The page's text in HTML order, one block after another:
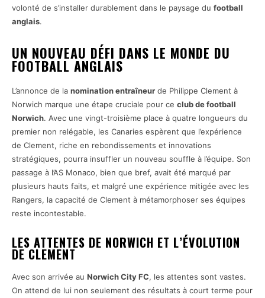
volonté de s’installer durablement dans le paysage du football
anglais.
UN NOUVEAU DÉFI DANS LE MONDE DU
FOOTBALL ANGLAIS
L’annonce de la nomination entraîneur de Philippe Clement à
Norwich marque une étape cruciale pour ce club de football
Norwich. Avec une vingt-troisième place à quatre longueurs du
premier non relégable, les Canaries espèrent que l’expérience
de Clement, riche en rebondissements et innovations
stratégiques, pourra insuffler un nouveau souffle à l’équipe. Son
passage à l’AS Monaco, bien que bref, avait été marqué par
plusieurs hauts faits, et malgré une expérience mitigée avec les
Rangers, la capacité de Clement à métamorphoser ses équipes
reste incontestable.
LES ATTENTES DE NORWICH ET L’ÉVOLUTION
DE CLEMENT
Avec son arrivée au Norwich City FC, les attentes sont vastes.
On attend de lui non seulement des résultats à court terme pour